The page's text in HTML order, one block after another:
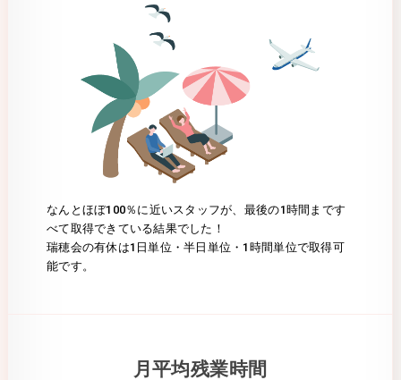
なんとほぼ100％に近いスタッフが、最後の1時間まです
べて取得できている結果でした！
瑞穂会の有休は1日単位・半日単位・1時間単位で取得可
能です。
月平均残業時間